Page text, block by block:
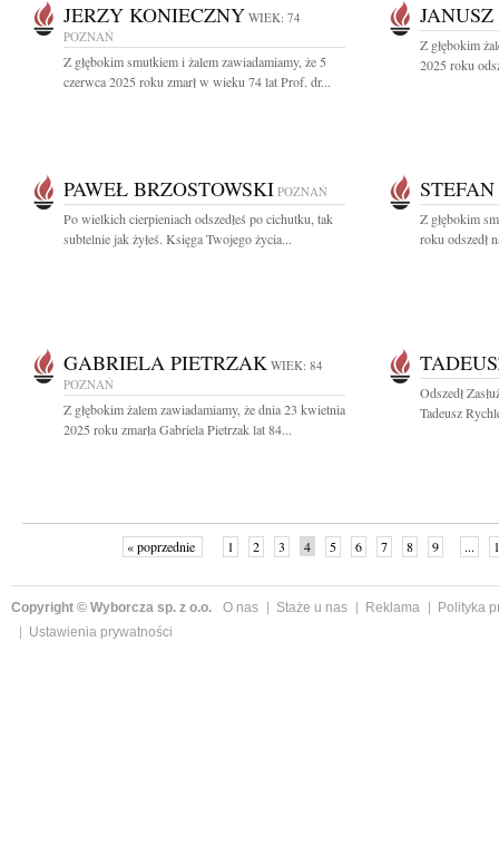
JERZY KONIECZNY WIEK: 74
POZNAŃ
Z głębokim smutkiem i żalem zawiadamiamy, że 5
czerwca 2025 roku zmarł w wieku 74 lat Prof. dr...
Z głębokim
2025 roku
PAWEŁ BRZOSTOWSKI POZNAŃ
Po wielkich cierpieniach odszedłeś po cichutku, tak
subtelnie jak żyłeś. Księga Twojego życia...
Z głębokim
roku odszedł
GABRIELA PIETRZAK WIEK: 84
POZNAŃ
Z głębokim żalem zawiadamiamy, że dnia 23 kwietnia
2025 roku zmarła Gabriela Pietrzak lat 84...
Odszedł
Tadeusz
« poprzednie 1 2 3 4 5 6 7 8 9 ...
Copyright © Wyborcza sp. z o.o. O nas Staże u nas Reklama
Polityka
Ustawienia prywatności